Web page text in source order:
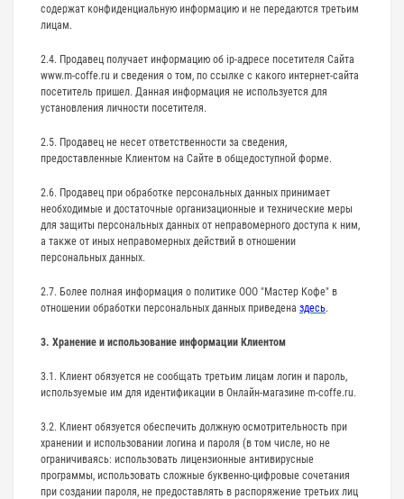
содержат конфиденциальную информацию и не передаются третьим
лицам.
2.4. Продавец получает информацию об ip-адресе посетителя Сайта
www.m-coffe.ru и сведения о том, по ссылке с какого интернет-сайта
посетитель пришел. Данная информация не используется для
установления личности посетителя.
2.5. Продавец не несет ответственности за сведения,
предоставленные Клиентом на Сайте в общедоступной форме.
2.6. Продавец при обработке персональных данных принимает
необходимые и достаточные организационные и технические меры
для защиты персональных данных от неправомерного доступа к ним,
а также от иных неправомерных действий в отношении
персональных данных.
2.7. Более полная информация о политике ООО "Мастер Кофе" в
отношении обработки персональных данных приведена здесь.
3. Хранение и использование информации Клиентом
3.1. Клиент обязуется не сообщать третьим лицам логин и пароль,
используемые им для идентификации в Онлайн-магазине m-coffe.ru.
3.2. Клиент обязуется обеспечить должную осмотрительность при
хранении и использовании логина и пароля (в том числе, но не
ограничиваясь: использовать лицензионные антивирусные
программы, использовать сложные буквенно-цифровые сочетания
при создании пароля, не предоставлять в распоряжение третьих лиц